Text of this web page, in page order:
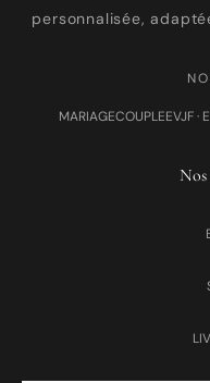
personnalisée,
MARIAGECOUPLEEVJF ·